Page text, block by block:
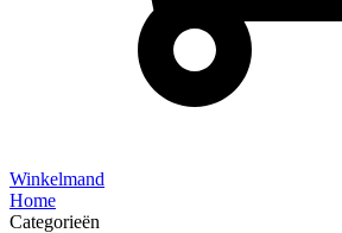
Winkelmand
Home
Categorieën